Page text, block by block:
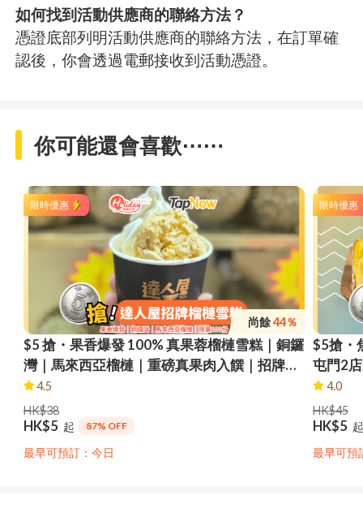
如何找到活動供應商的聯絡方法？
憑證底部列明活動供應商的聯絡方法，在訂單確
認後，你會透過電郵接收到活動憑證。
你可能還會喜歡⋯⋯
限時優惠
尚餘44％
$5 搶・果香爆發 100% 真果蓉榴槤雪糕｜銅鑼
灣｜馬來西亞榴槤｜重磅真果肉入饌｜招牌榴
槤雪糕｜即換即食｜限量100份
4.5
HK$38
HK$5 起 87% OFF
最早可預訂：今日
限時優惠
$5搶・
屯門2
金枕頭
市自取
4.0
HK$45
HK$5 起
最早可預